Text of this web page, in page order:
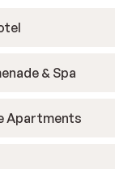
& Spa
Apartments